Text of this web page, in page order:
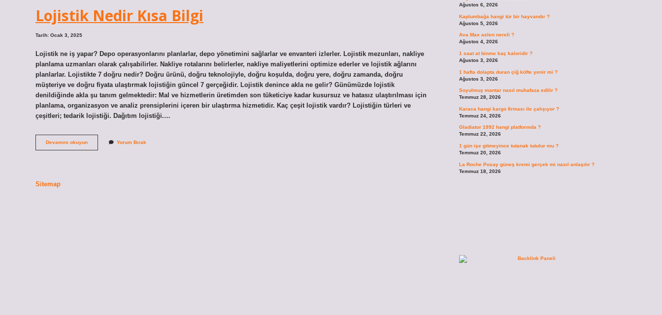
Lojistik Nedir Kısa Bilgi
Tarih: Ocak 3, 2025
Lojistik ne iş yapar? Depo operasyonlarını planlarlar, depo yönetimini sağlarlar ve envanteri izlerler. Lojistik mezunları, nakliye
planlama uzmanları olarak çalışabilirler. Nakliye rotalarını belirlerler, nakliye maliyetlerini optimize ederler ve lojistik ağlarını
planlarlar. Lojistikte 7 doğru nedir? Doğru ürünü, doğru teknolojiyle, doğru koşulda, doğru yere, doğru zamanda, doğru
müşteriye ve doğru fiyata ulaştırmak lojistiğin güncel 7 gerçeğidir. Lojistik denince akla ne gelir? Günümüzde lojistik
denildiğinde akla şu tanım gelmektedir: Mal ve hizmetlerin üretimden son tüketiciye kadar kusursuz ve hatasız ulaştırılması için
planlama, organizasyon ve analiz prensiplerini içeren bir ulaştırma hizmetidir. Kaç çeşit lojistik vardır? Lojistiğin türleri ve
çeşitleri; tedarik lojistiği. Dağıtım lojistiği.…
Devamını okuyunLojistik
Nedir
Yorum Bırak
Sitemap
Ağustos 6, 2026
Kaplumbağa hangi tür bir hayvandır ?
Ağustos 5, 2026
Ava Max aslen nereli ?
Ağustos 4, 2026
1 saat at binme kaç kaloridir ?
Ağustos 3, 2026
1 hafta dolapta duran çiğ köfte yenir mi ?
Ağustos 3, 2026
Soyulmuş mantar nasıl muhafaza edilir ?
Temmuz 28, 2026
Karaca hangi kargo firması ile çalışıyor ?
Temmuz 24, 2026
Gladiator 1992 hangi platformda ?
Temmuz 22, 2026
1 gün işe gitmeyince tutanak tutulur mu ?
Temmuz 20, 2026
La Roche Posay güneş kremi gerçek mi nasıl anlaşılır ?
Temmuz 18, 2026